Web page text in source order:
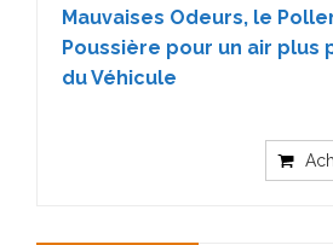
Mauvaises Odeurs, le
Poussière pour un air plus
du Véhicule